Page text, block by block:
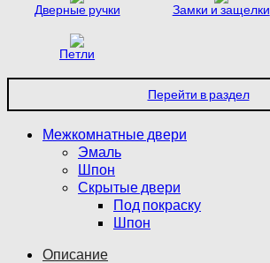
Дверные ручки Замки и защелки
Петли
Перейти в раздел
Межкомнатные двери
Эмаль
Шпон
Скрытые двери
Под покраску
Шпон
Описание